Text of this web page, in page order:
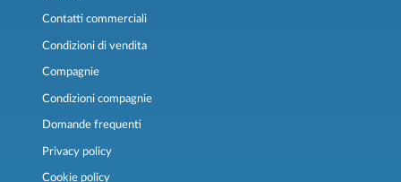
Contatti commerciali
Condizioni di vendita
Compagnie
Condizioni compagnie
Domande frequenti
Privacy policy
Cookie policy